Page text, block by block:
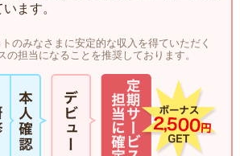
います。
のみなさまに安定的な収入を得ていただく
の担当になることを推奨しております。